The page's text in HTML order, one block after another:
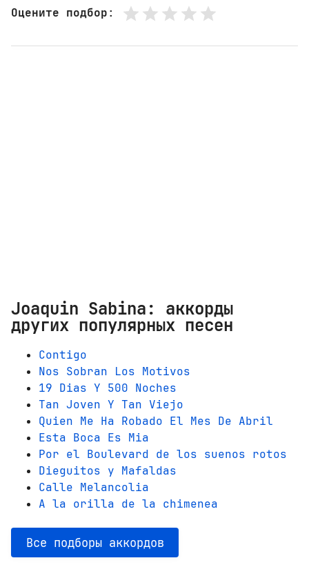
Оцените подбор:
Joaquin Sabina: аккорды
других популярных песен
Contigo
Nos Sobran Los Motivos
19 Dias Y 500 Noches
Tan Joven Y Tan Viejo
Quien Me Ha Robado El Mes De Abril
Esta Boca Es Mia
Por el Boulevard de los suenos rotos
Dieguitos y Mafaldas
Calle Melancolia
A la orilla de la chimenea
Все подборы аккордов